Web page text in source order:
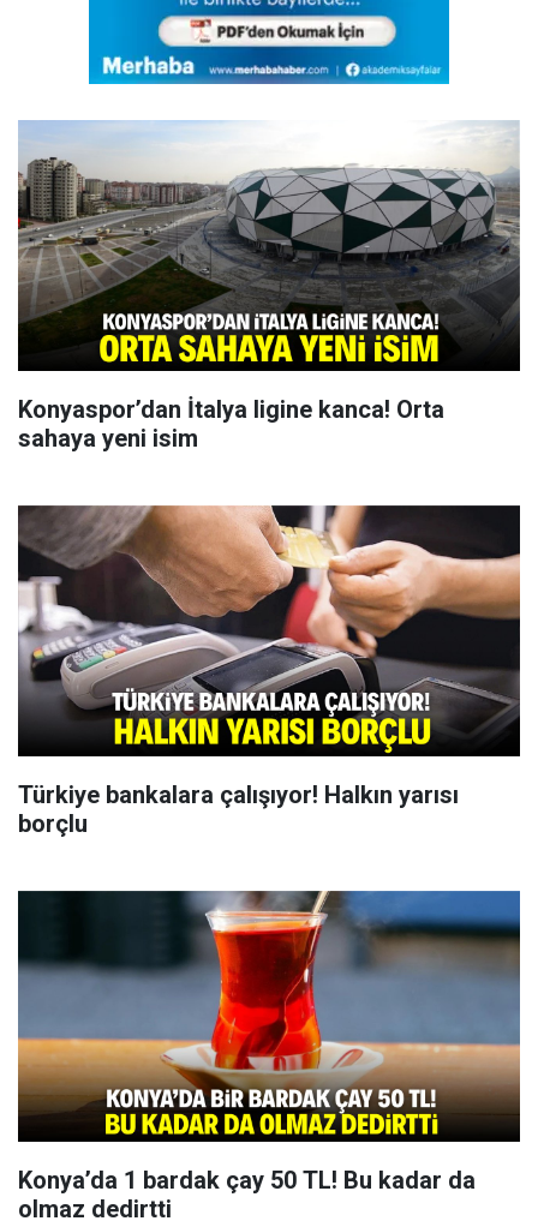
Konyaspor’dan İtalya ligine kanca! Orta
sahaya yeni isim
Türkiye bankalara çalışıyor! Halkın yarısı
borçlu
Konya’da 1 bardak çay 50 TL! Bu kadar da
olmaz dedirtti